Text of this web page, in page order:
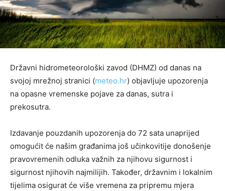
Državni hidrometeorološki zavod (DHMZ) od danas na
svojoj mrežnoj stranici (meteo.hr) objavljuje upozorenja
na opasne vremenske pojave za danas, sutra i
prekosutra.
Izdavanje pouzdanih upozorenja do 72 sata unaprijed
omogućit će našim građanima još učinkovitije donošenje
pravovremenih odluka važnih za njihovu sigurnost i
sigurnost njihovih najmilijih. Također, državnim i lokalnim
tijelima osigurat će više vremena za pripremu mjera